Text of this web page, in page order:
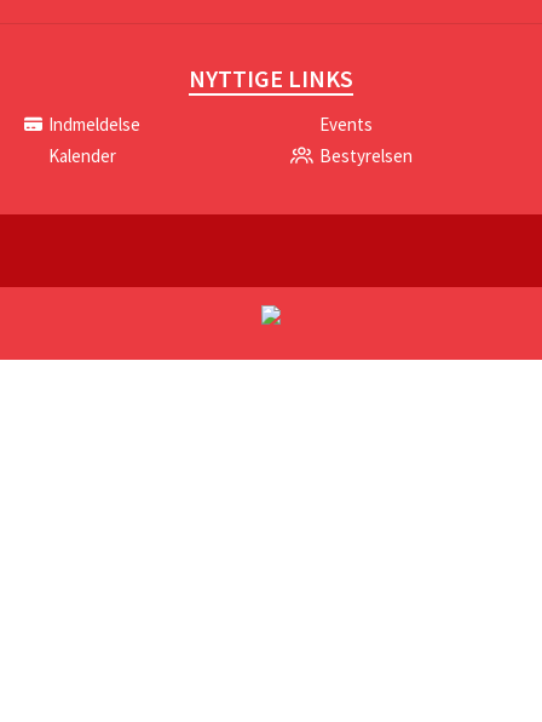
NYTTIGE LINKS
Indmeldelse
Events
Kalender
Bestyrelsen